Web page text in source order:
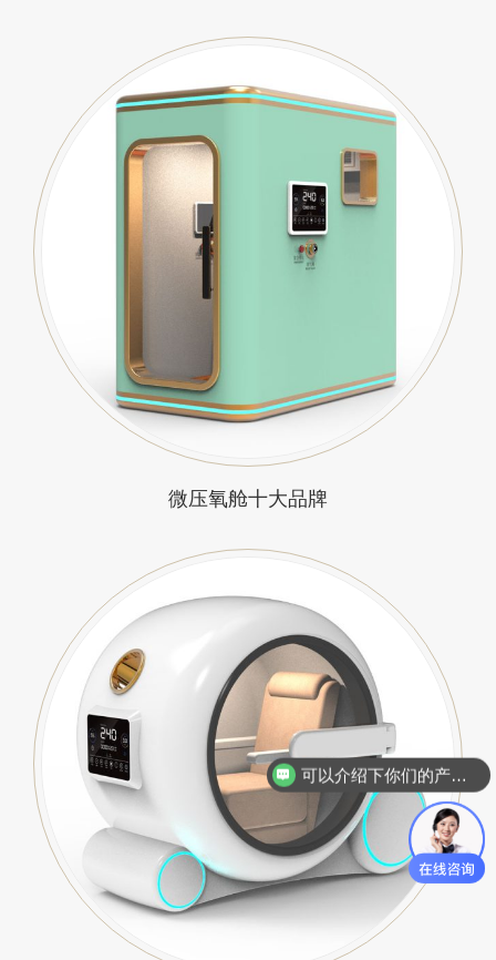
微压氧舱十大品牌
你们是怎么收费的呢